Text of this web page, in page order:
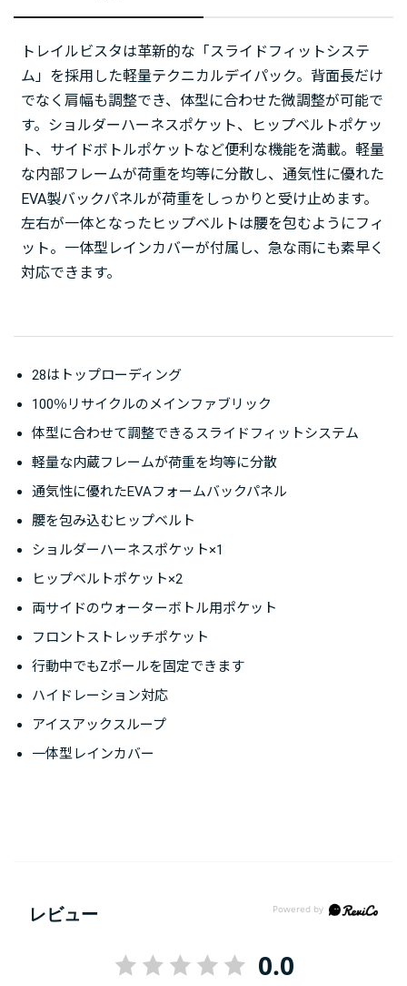
トレイルビスタは革新的な「スライドフィットシステ
ム」を採用した軽量テクニカルデイパック。背面長だけ
でなく肩幅も調整でき、体型に合わせた微調整が可能で
す。ショルダーハーネスポケット、ヒップベルトポケッ
ト、サイドボトルポケットなど便利な機能を満載。軽量
な内部フレームが荷重を均等に分散し、通気性に優れた
EVA製バックパネルが荷重をしっかりと受け止めます。
左右が一体となったヒップベルトは腰を包むようにフィ
ット。一体型レインカバーが付属し、急な雨にも素早く
対応できます。
28はトップローディング
100％リサイクルのメインファブリック
体型に合わせて調整できるスライドフィットシステム
軽量な内蔵フレームが荷重を均等に分散
通気性に優れたEVAフォームバックパネル
腰を包み込むヒップベルト
ショルダーハーネスポケット×1
ヒップベルトポケット×2
両サイドのウォーターボトル用ポケット
フロントストレッチポケット
行動中でもZポールを固定できます
ハイドレーション対応
アイスアックスループ
一体型レインカバー
レビュー
0.0